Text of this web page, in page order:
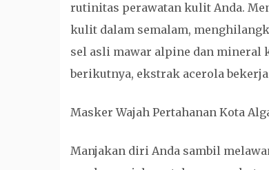
rutinitas perawatan kulit Anda.
kulit dalam semalam,
sel asli mawar alpine dan
berikutnya, ekstrak acerola
Masker Wajah Pertahanan Kota
Manjakan diri Anda sambil